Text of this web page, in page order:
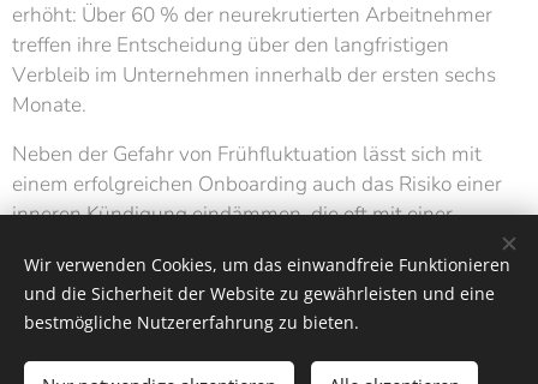
erhöht: Über 60 % der neurekrutierten Arbeitnehmer
treffen ihre Entscheidung über den langfristigen
Verbleib im Unternehmen innerhalb der ersten sechs
Monate.
Neben der Gefahr von Frühfluktuation lässt sich mit
einem erfolgreichen Onboarding auch das Risiko einer
inneren Kündigung eindämmen, die oft mit einer
H-P-A-GSCHWERIN
Wir verwenden Cookies, um das einwandfreie Funktionieren
und die Sicherheit der Website zu gewährleisten und eine
bestmögliche Nutzererfahrung zu bieten.